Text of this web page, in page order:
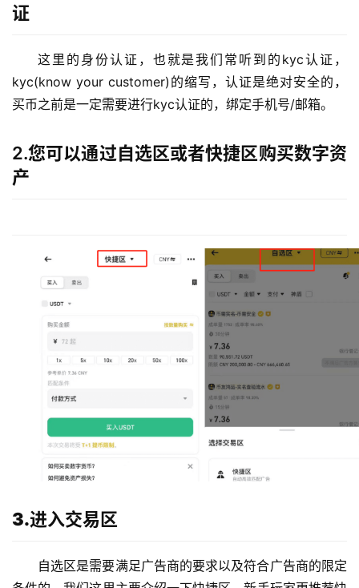
证
这里的身份认证，也就是我们常听到的kyc认证，
kyc(know your customer)的缩写，认证是绝对安全的，
买币之前是一定需要进行kyc认证的，绑定手机号/邮箱。
2.您可以通过自选区或者快捷区购买数字资
产
3.进入交易区
自选区是需要满足广告商的要求以及符合广告商的限定